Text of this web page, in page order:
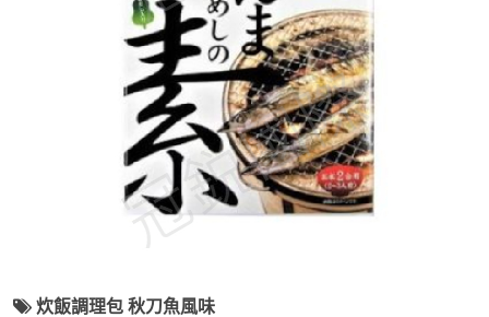
炊飯調理包 秋刀魚風味